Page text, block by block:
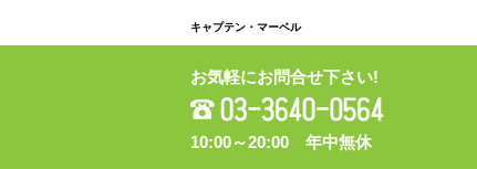
キャプテン・マーベル
お気軽にお問合せ下さい!
10:00～20:00 年中無休